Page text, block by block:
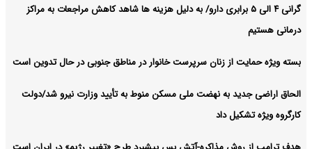
گرانی ۴ الی ۵ برابری دارو/ به دلیل هزینه ها شاهد کاهش مراجعات به مراکز
درمانی هستیم
بسته ویژه حمایت از زنان سرپرست خانوار در مناطق جنوبی در حال تدوین است
الحاق اراضی جدید به نهضت ملی مسکن منوط به تأیید وزارت نیرو شد/دولت
کارگروه ویژه تشکیل داد